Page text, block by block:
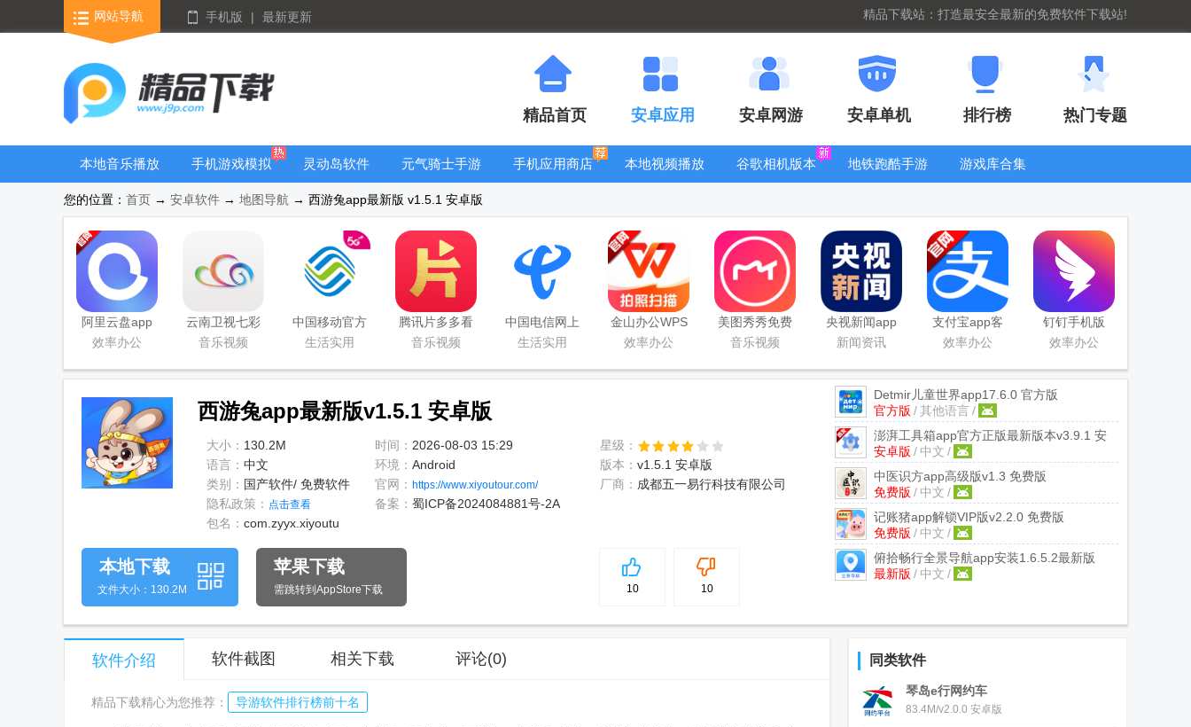
网站导航 手机版 | 最新更新 精品下载站：打造最安全最新的免费软件下载站!
精品首页 安卓应用 安卓网游 安卓单机 排行榜 热门专题
本地音乐播放
手机游戏模拟
器安卓版合集
灵动岛软件
元气骑士手游
大全
手机应用商店
本地视频播放
谷歌相机版本
地铁跑酷手游
游戏库合集
看器
您的位置： 首页 → 安卓软件 → 地图导航 → 西游兔app最新版 v1.5.1 安卓版
阿里云盘app
官方版
效率办公
云南卫视七彩
云端app
音乐视频
中国移动官方
营业厅
生活实用
腾讯片多多看
剧官方正版
音乐视频
中国电信网上
营业厅
生活实用
金山办公WPS
Office手机官
效率办公
美图秀秀免费
无限制vip版
音乐视频
央视新闻app
移动版客户端
新闻资讯
支付宝app客
户端
效率办公
钉钉手机版
app
效率办公
西游兔app最新版v1.5.1 安卓版
大小： 130.2M 时间： 2026-08-03 15:29
星级：
语言： 中文 环境： Android 版本： v1.5.1 安卓版
类别： 国产软件/ 免费软件 官网： https://www.xiyoutour.com/ 厂商： 成都五一易行科技有限公司
隐私政策： 点击查看 备案： 蜀ICP备2024084881号-2A
包名： com.zyyx.xiyoutu
Detmir儿童世界app17.6.0 官方版
官方版 /其他语言/
澎湃工具箱app官方正版最新版本v3.9.1 安
卓版
安卓版 / 中文 /
中医识方app高级版v1.3 免费版
免费版 / 中文 /
记账猪app解锁VIP版v2.2.0 免费版
免费版 / 中文 /
俯拾畅行全景导航app安装1.6.5.2最新版
最新版 / 中文 /
5
10 10
本地下载
文件大小：130.2M
苹果下载
需跳转到AppStore下载
软件介绍 软件截图 相关下载 评论(0)
精品下载精心为您推荐： 导游软件排行榜前十名
同类软件
琴岛e行网约车
83.4M/v2.0.0 安卓版